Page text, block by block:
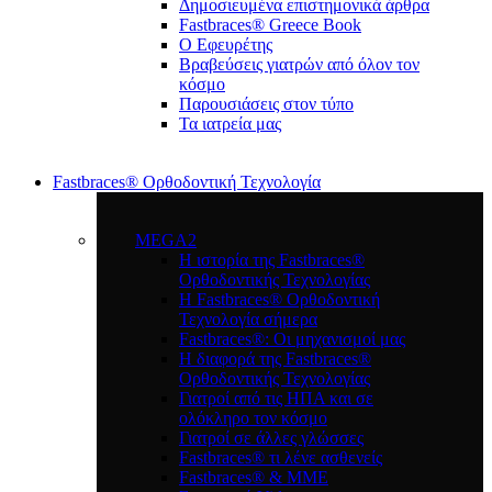
Δημοσιευμένα επιστημονικά άρθρα
Fastbraces® Greece Book
Ο Εφευρέτης
Bραβεύσεις γιατρών από όλον τον
κόσμο
Παρουσιάσεις στον τύπο
Τα ιατρεία μας
Fastbraces® Ορθοδοντική Τεχνολογία
MEGA2
Η ιστορία της Fastbraces®
Ορθοδοντικής Τεχνολογίας
H Fastbraces® Ορθοδοντική
Τεχνολογία σήμερα
Fastbraces®: Οι μηχανισμοί μας
Η διαφορά της Fastbraces®
Ορθοδοντικής Τεχνολογίας
Γιατροί από τις ΗΠΑ και σε
ολόκληρο τον κόσμο
Γιατροί σε άλλες γλώσσες
Fastbraces® τι λένε ασθενείς
Fastbraces® & ΜΜΕ